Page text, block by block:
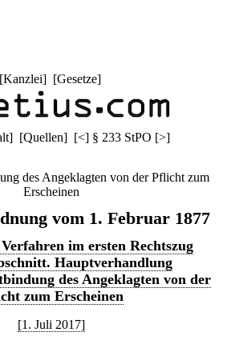
[Kanzlei] [Gesetze]
] [Quellen] [<] § 233 StPO [>]
des Angeklagten von der Pflicht zum
Erscheinen
vom 1. Februar 1877
im ersten Rechtszug
Hauptverhandlung
des Angeklagten von der
zum Erscheinen
[1. Juli 2017]